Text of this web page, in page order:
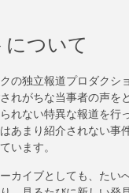
について
の独立報道プロダクシ
れがちな当事者の声を
れない特異な報道を行
あまり紹介されない事
います。
カイブとしても、たい